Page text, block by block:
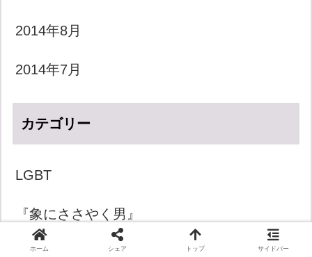
2014年8月
2014年7月
カテゴリー
LGBT
『象にささやく男』
きょうのダジャレ
ホーム シェア トップ サイドバー